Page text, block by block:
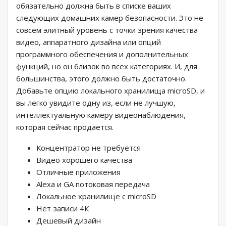
обязательно должна быть в списке ваших
следующих домашних камер безопасности. Это не
совсем элитный уровень с точки зрения качества
видео, аппаратного дизайна или опций
программного обеспечения и дополнительных
функций, но он близок во всех категориях. И, для
большинства, этого должно быть достаточно.
Добавьте опцию локального хранилища microSD, и
вы легко увидите одну из, если не лучшую,
интеллектуальную камеру видеонаблюдения,
которая сейчас продается.
Концентратор не требуется
Видео хорошего качества
Отличные приложения
Alexa и GA потоковая передача
Локальное хранилище с microSD
Нет записи 4К
Дешевый дизайн